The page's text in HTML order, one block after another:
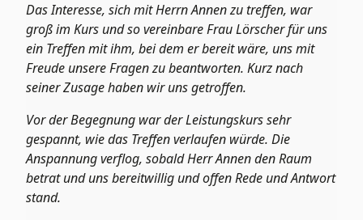
Das Interesse, sich mit Herrn Annen zu treffen, war
groß im Kurs und so vereinbare Frau Lörscher für uns
ein Treffen mit ihm, bei dem er bereit wäre, uns mit
Freude unsere Fragen zu beantworten. Kurz nach
seiner Zusage haben wir uns getroffen.
Vor der Begegnung war der Leistungskurs sehr
gespannt, wie das Treffen verlaufen würde. Die
Anspannung verflog, sobald Herr Annen den Raum
betrat und uns bereitwillig und offen Rede und Antwort
stand.